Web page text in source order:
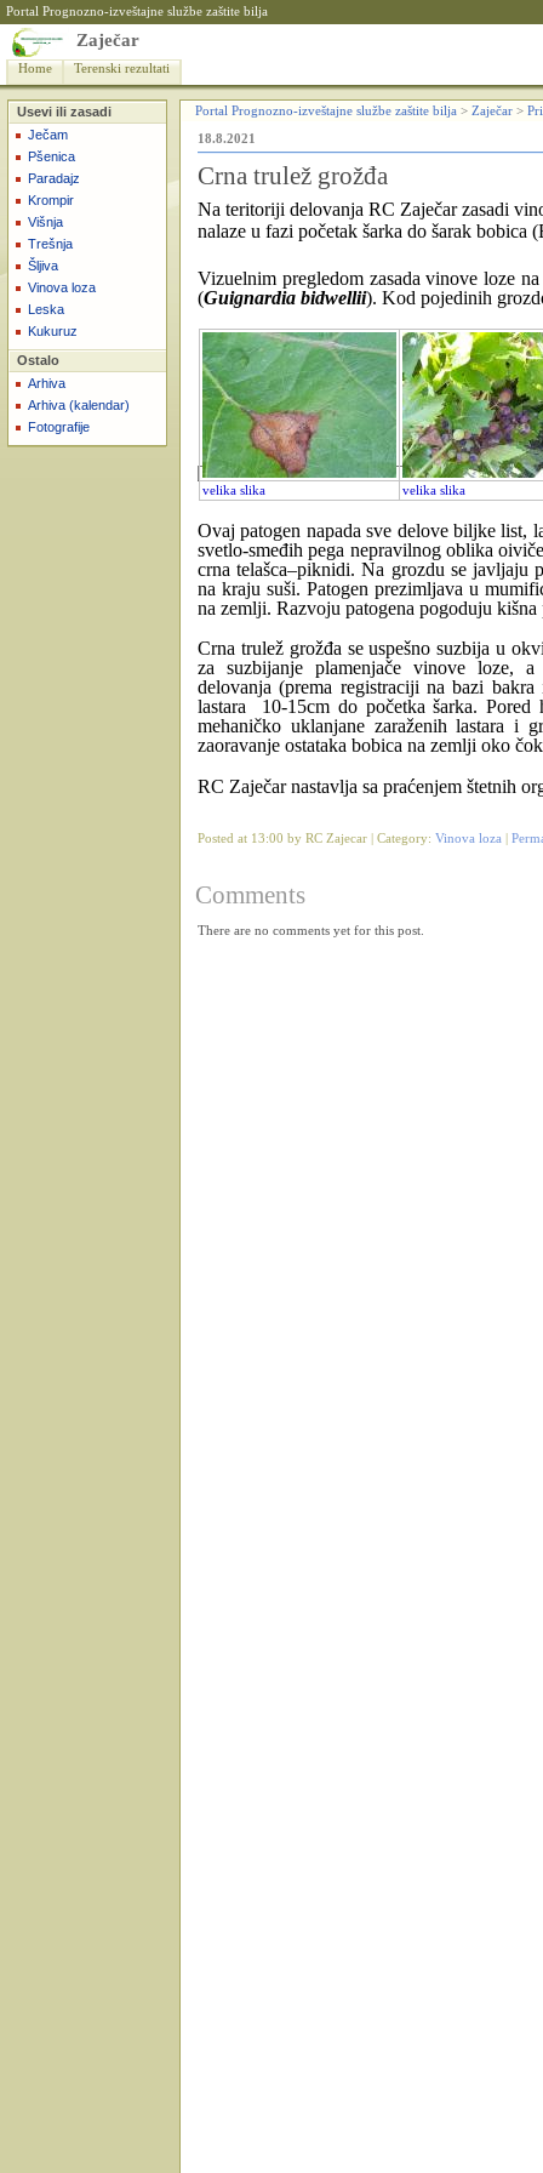
Portal Prognozno-izveštajne službe zaštite bilja
Zaječar
Home Terenski rezultati
Usevi ili zasadi
Ječam
Pšenica
Paradajz
Krompir
Višnja
Trešnja
Šljiva
Vinova loza
Leska
Kukuruz
Ostalo
Arhiva
Arhiva (kalendar)
Fotografije
Portal Prognozno-izveštajne službe zaštite bilja > Zaječar >
18.8.2021
Crna trulež grožđa
Na teritoriji delovanja RC Zaječar zasadi
nalaze u fazi početak šarka do šarak bobica
Vizuelnim pregledom zasada vinove loze
(Guignardia bidwellii). Kod pojedinih
velika slika velika slika
Ovaj patogen napada sve delove biljke list,
svetlo-smeđih pega nepravilnog oblika
crna telašca–piknidi. Na grozdu se javljaju
na kraju suši. Patogen prezimljava u
na zemlji. Razvoju patogena pogoduju
Crna trulež grožđa se uspešno suzbija u
za suzbijanje plamenjače vinove loze,
delovanja (prema registraciji na bazi
lastara 10-15cm do početka šarka.
mehaničko uklanjane zaraženih lastara i
zaoravanje ostataka bobica na zemlji oko
RC Zaječar nastavlja sa praćenjem štetnih
Posted at 13:00 by RC Zajecar | Category: Vinova loza
Comments
There are no comments yet for this post.